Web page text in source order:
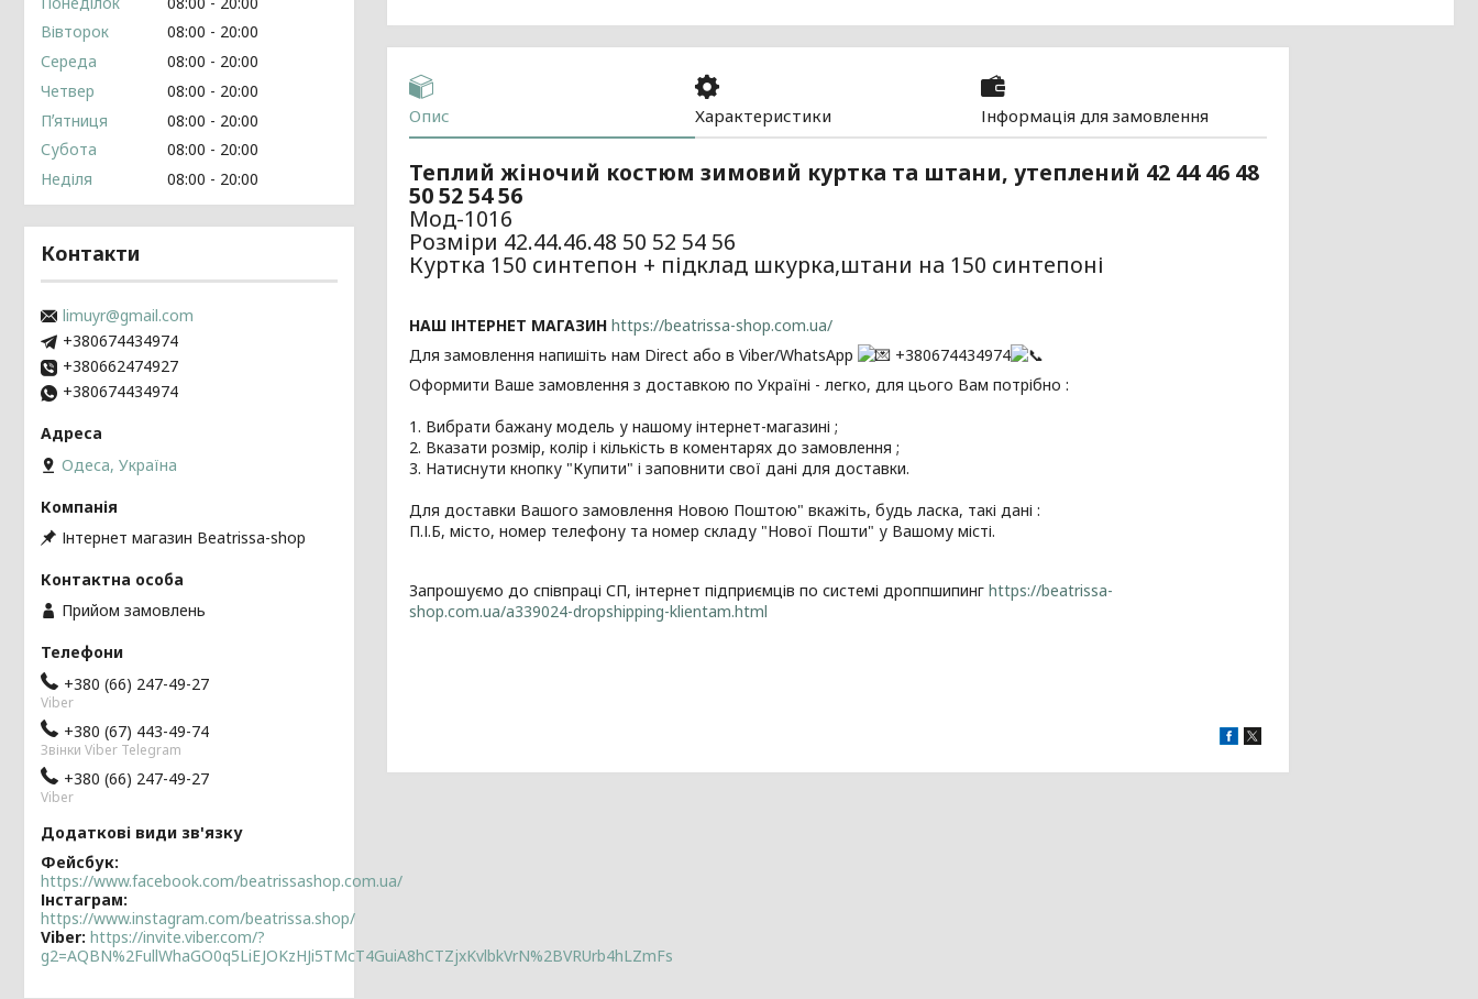
Опис Характеристики Інформація для замовлення
Теплий жіночий костюм зимовий куртка та штани, утеплений 42 44 46 48
50 52 54 56
Мод-1016
Розміри 42.44.46.48 50 52 54 56
Куртка 150 синтепон + підклад шкурка,штани на 150 синтепоні
НАШ ІНТЕРНЕТ МАГАЗИН https://beatrissa-shop.com.ua/
Для замовлення напишіть нам Direct або в Viber/WhatsApp
+380674434974
Оформити Ваше замовлення з доставкою по Україні - легко, для цього Вам потрібно :
1. Вибрати бажану модель у нашому інтернет-магазині ;
2. Вказати розмір, колір і кількість в коментарях до замовлення ;
3. Натиснути кнопку "Купити" і заповнити свої дані для доставки.
Для доставки Вашого замовлення Новою Поштою" вкажіть, будь ласка, такі дані :
П.І.Б, місто, номер телефону та номер складу "Нової Пошти" у Вашому місті.
Запрошуємо до співпраці СП, інтернет підприємців по системі дроппшипинг https://beatrissa-
shop.com.ua/a339024-dropshipping-klientam.html
Вівторок
08:00
20:00
Середа
08:00
20:00
Четвер
08:00
20:00
Пʼятниця
08:00
20:00
Субота
08:00
20:00
Неділя
08:00 20:00
Контакти
limuyr@gmail.com
+380674434974
+380662474927
+380674434974
Одеса, Україна
Інтернет магазин Beatrissa-shop
Прийом замовлень
+380 (66) 247-49-27
Viber
+380 (67) 443-49-74
Звінки Viber Telegram
+380 (66) 247-49-27
Viber
Фейсбук
https://www.facebook.com/beatrissashop.com.ua/
Інстаграм
https://www.instagram.com/beatrissa.shop/
Viber https://invite.viber.com/?
g2=AQBN%2FullWhaGO0q5LiEJOKzHJi5TMcT4GuiA8hCTZjxKvlbkVrN%2BVRUrb4hLZmFs